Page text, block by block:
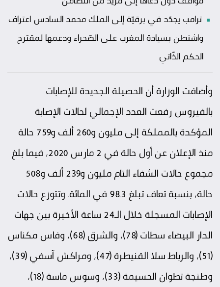
ترامب يجدّد في برقيّة إلى الملك محمد السادس اعتراف
واشنطن بسيادة المغرب على الصّحراء ودعمها لمقترح
الحكم الذّاتي
وأضافت الوزارة أن الحصيلة الجديدة للإصابات
بالفيروس رفعت العدد الإجمالي لحالات الإصابة
المؤكدة بالمملكة إلى مليون و260 ألف و759 حالة
منذ الإعلان عن أول حالة في 2 مارس 2020، فيما بلغ
مجموع حالات الشفاء التام مليون و239 ألف و508
حالة، بنسبة تعاف تبلغ 98.3 في المائة. وتتوزع حالات
الإصابات المسجلة خلال الـ24 ساعة الأخيرة بين جهات
الدار البيضاء سطات (78)، والشرق (68)، وفاس مكناس
(51)، والرباط سلا القنيطرة (47)، ومراكش آسفي (39)،
وطنجة تطوان الحسيمة (33)، وسوس ماسة (18)،